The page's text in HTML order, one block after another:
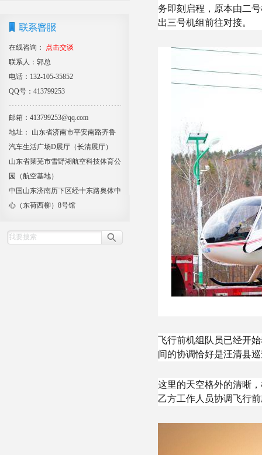
在线咨询：
点击交谈
联系人：郭总
电话：132-105-35852
QQ号：413799253
邮箱：413799253@qq.com
地址： 山东省济南市平安南路齐鲁
汽车生活广场D展厅（长清展厅）
山东省莱芜市雪野湖航空科技体育公
园（航空基地）
中国山东济南历下区经十东路奥体中
心（东荷西柳）8号馆
务即刻启程，原本由二
出三号机组前往对接。
飞行前机组队员已经开
间的协调恰好是汪清县
这里的天空格外的清晰
乙方工作人员协调飞行